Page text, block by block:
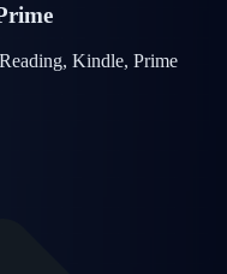
Kindle, Prime